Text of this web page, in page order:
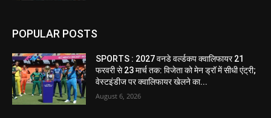
POPULAR POSTS
SPORTS : 2027 वनडे वर्ल्डकप क्वालिफायर 21
फरवरी से 23 मार्च तक: विजेता को मेन ड्रॉ में सीधी एंट्री;
वेस्टइंडीज पर क्वालिफायर खेलने का...
August 6, 2026